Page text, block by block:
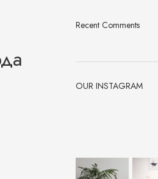
Recent Comments
OUR INSTAGRAM